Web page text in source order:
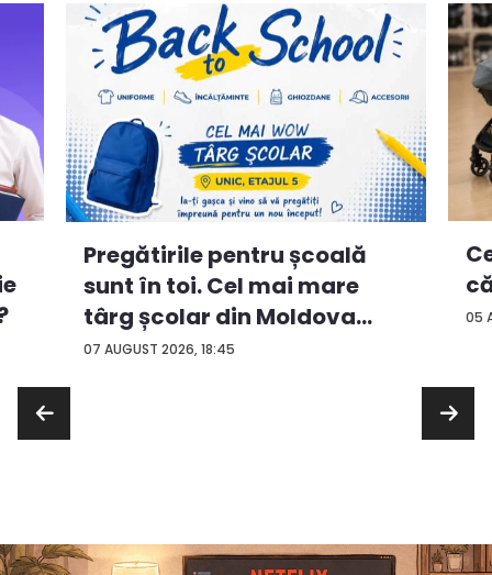
07 AUGUST 2026, 18:45
Pregătirile pentru școală
sunt în toi. Cel mai mare
târg școlar din Moldova
con...
05